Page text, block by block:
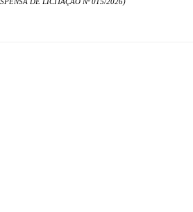
DE LICITAÇÃO Nº 015/2026)